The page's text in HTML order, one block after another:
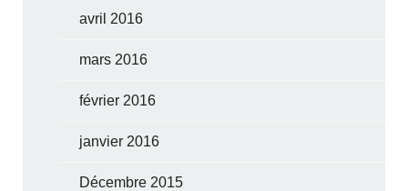
avril 2016
mars 2016
février 2016
janvier 2016
Décembre 2015